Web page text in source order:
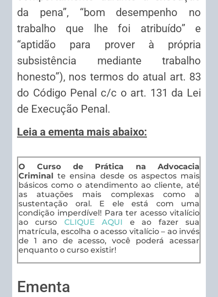
da pena”, “bom desempenho no
trabalho que lhe foi atribuído” e
“aptidão para prover à própria
subsistência mediante trabalho
honesto”), nos termos do atual art. 83
do Código Penal c/c o art. 131 da Lei
de Execução Penal.
Leia a ementa mais abaixo:
O Curso de Prática na Advocacia
Criminal
te ensina desde os aspectos mais
básicos como o atendimento ao cliente, até
as atuações mais complexas como a
sustentação oral. E ele está com uma
condição imperdível! Para ter acesso vitalício
ao curso CLIQUE AQUI e ao fazer sua
matrícula, escolha o acesso vitalício – ao invés
de 1 ano de acesso, você poderá acessar
enquanto o curso existir!
Ementa